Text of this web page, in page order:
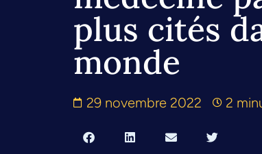
plus cités
monde
29 novembre 2022 2